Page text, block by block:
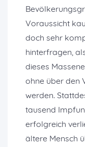
Voraussicht
doch sehr
hinterfragen,
dieses
ohne über den
werden.
tausend
erfolgreich
ältere Mensch